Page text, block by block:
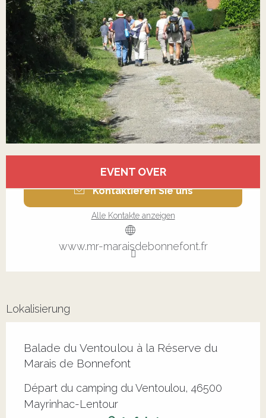
EVENT OVER
Kontaktieren Sie uns
Alle Kontakte anzeigen
www.mr-maraisdebonnefont.fr
Lokalisierung
Balade du Ventoulou à la Réserve du
Marais de Bonnefont
Départ du camping du Ventoulou, 46500
Mayrinhac-Lentour